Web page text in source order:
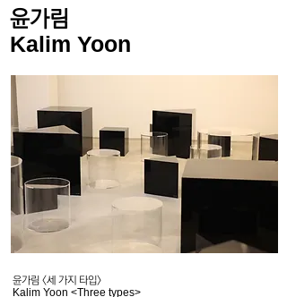
윤가림
Kalim Yoon
윤가림 <세 가지 타입>
Kalim Yoon <Three types>